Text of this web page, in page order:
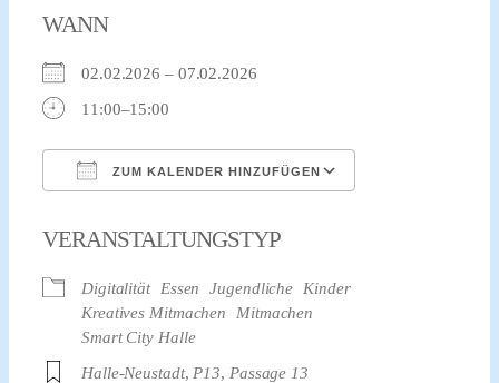
WANN
02.02.2026 – 07.02.2026
11:00–15:00
ZUM KALENDER HINZUFÜGEN
VERANSTALTUNGSTYP
Digitalität Essen Jugendliche Kinder
Kreatives Mitmachen
Mitmachen
Smart City Halle
Halle-Neustadt,P13, Passage 13